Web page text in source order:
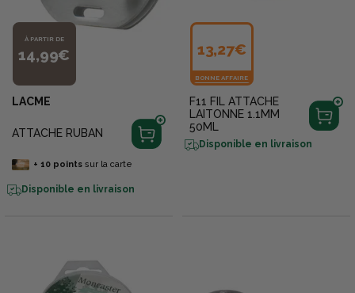
À PARTIR DE
14,99€
LACME
ATTACHE RUBAN
+ 10pointssur la carte
Disponible en livraison
13,27€
BONNE AFFAIRE
F11 FIL ATTACHE
LAITONNE 1.1MM
50ML
Disponible en livraison